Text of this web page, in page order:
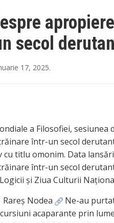
secol
17, 2025.
a Filosofiei, sesiunea
într-un secol
titlu omonim. Data
într-un secol
și Ziua Culturii
Nodea
Ne-au
acaparante prin